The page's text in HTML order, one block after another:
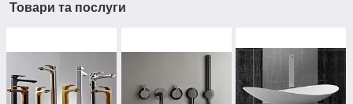
Товари та послуги